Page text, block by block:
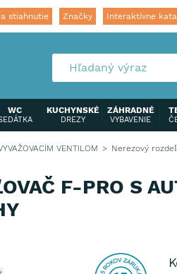
stiahnutie Značky Interaktívne
WC KUCHYNSKÉ
DREZY
ZÁHRADNÉ
VYBAVENIE
VENTILOM Nerezový
F-PRO S